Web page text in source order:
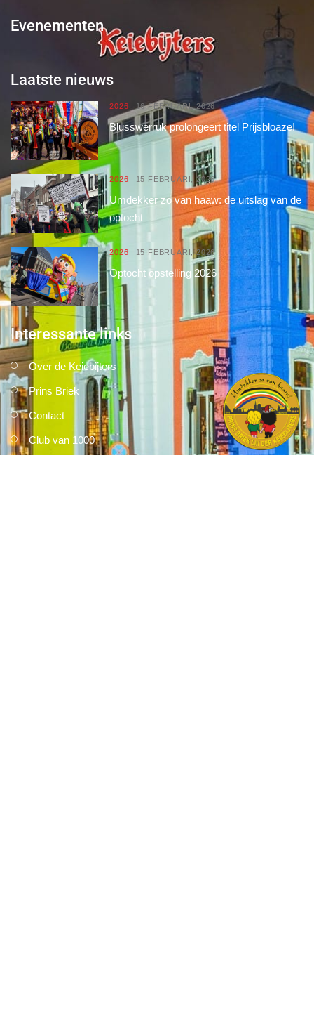
Evenementen
Laatste nieuws
2026 16 FEBRUARI, 2026
Blusswerruk prolongeert titel Prijsbloaze!
2026 15 FEBRUARI, 2026
Umdekker zo van haaw: de uitslag van de
optocht
2026 15 FEBRUARI, 2026
Optocht opstelling 2026
Interessante links
Over de Keiebijters
Prins Briek
Contact
Club van 1000